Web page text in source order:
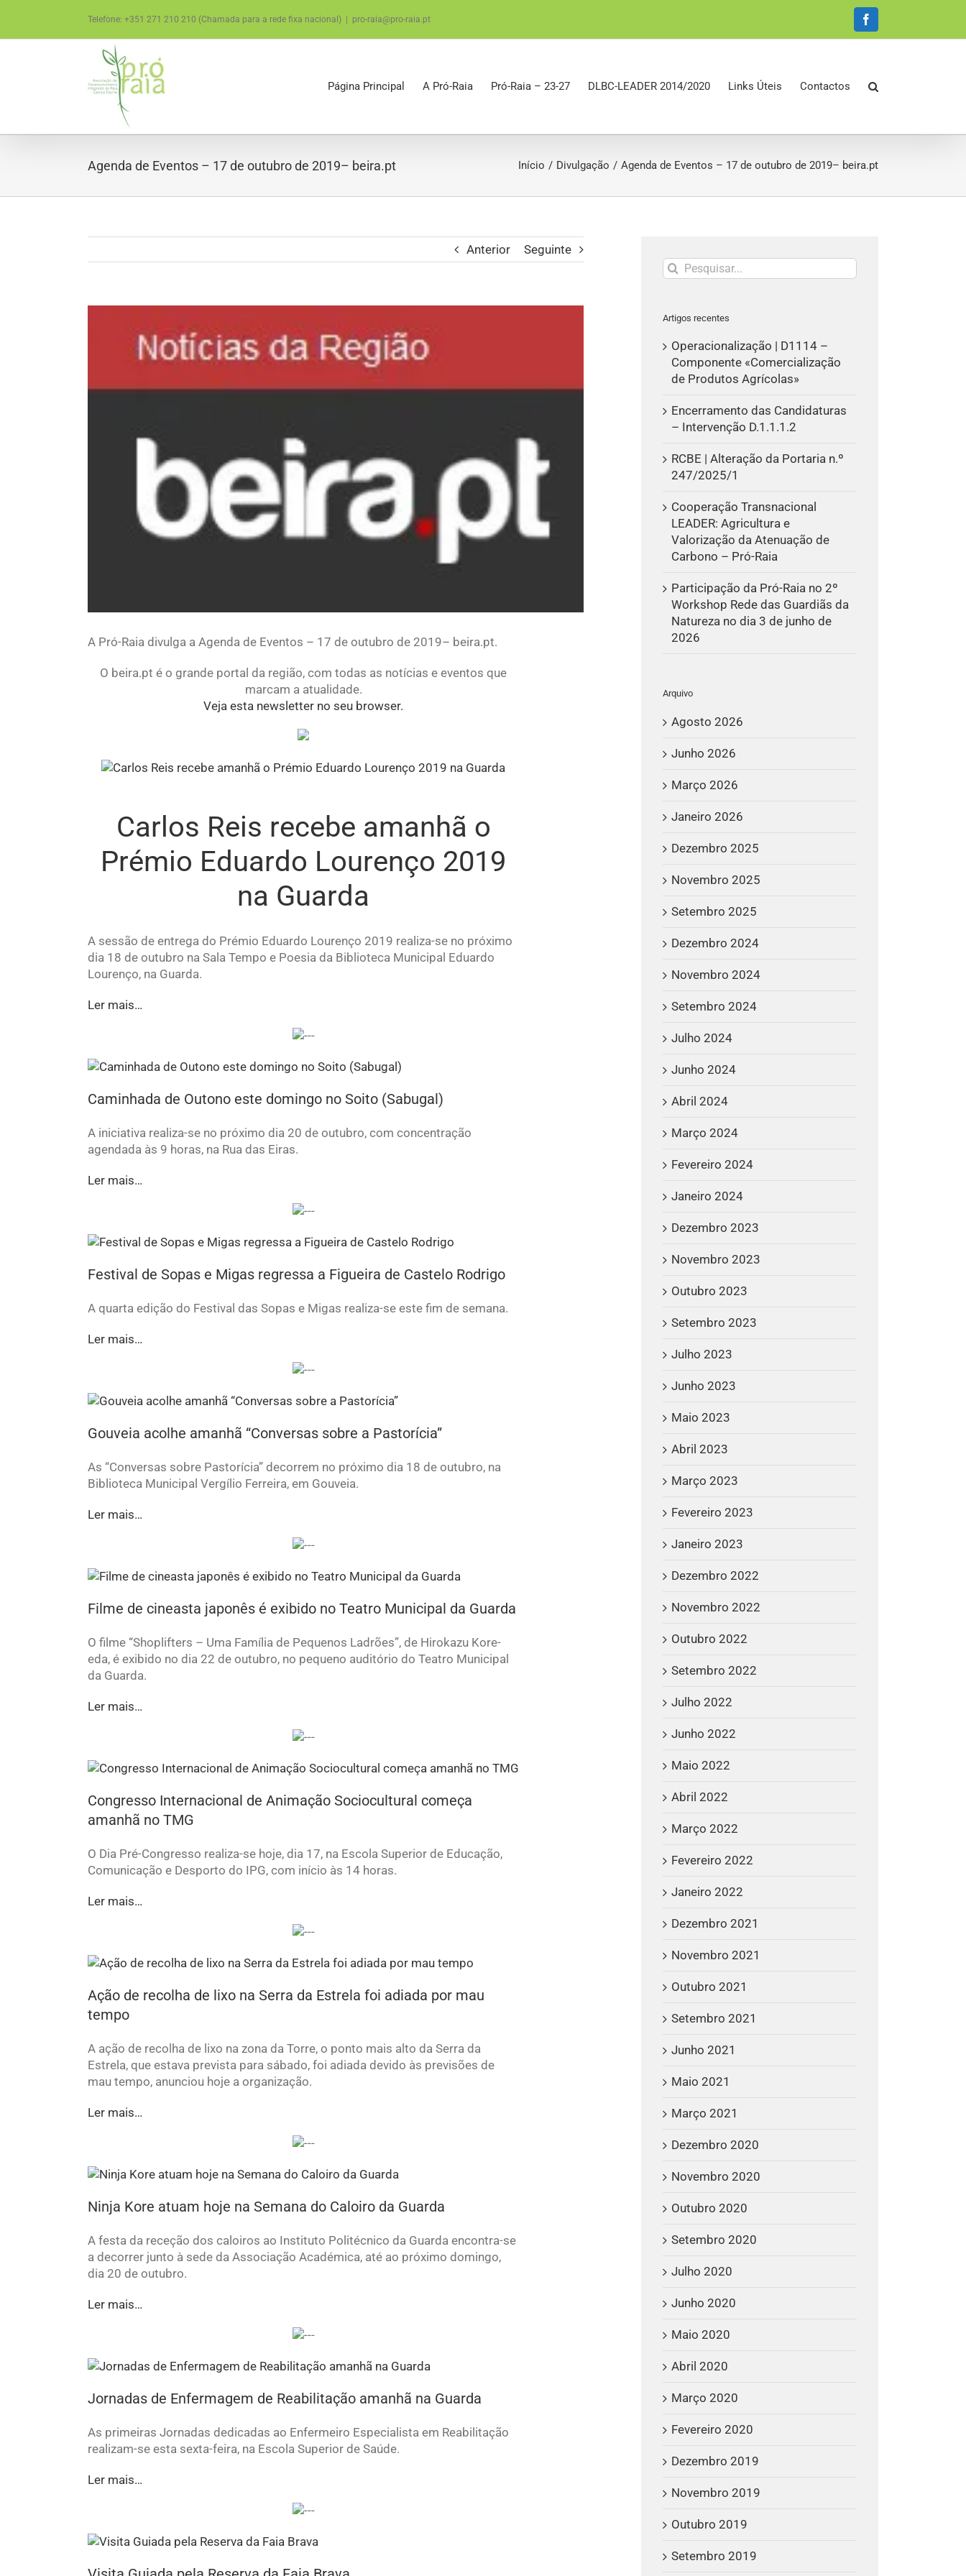
content
Telefone: +351 271 210 210 (Chamada para a rede fixa nacional) pro-raia@pro-raia.pt Facebook
Página Principal A Pró-Raia Pró-Raia – 23-27 DLBC-LEADER 2014/2020 Links Úteis Contactos
Agenda de Eventos – 17 de outubro de 2019– beira.pt Início Divulgação Agenda de Eventos – 17 de outubro de 2019– beira.pt
Anterior Seguinte
A Pró-Raia divulga a Agenda de Eventos – 17 de outubro de 2019– beira.pt.
O beira.pt é o grande portal da região, com todas as notícias e eventos que
marcam a atualidade.
Veja esta newsletter no seu browser.
Carlos Reis recebe amanhã o
Prémio Eduardo Lourenço 2019
na Guarda
A sessão de entrega do Prémio Eduardo Lourenço 2019 realiza-se no próximo
dia 18 de outubro na Sala Tempo e Poesia da Biblioteca Municipal Eduardo
Lourenço, na Guarda.
Ler mais…
Caminhada de Outono este domingo no Soito (Sabugal)
A iniciativa realiza-se no próximo dia 20 de outubro, com concentração
agendada às 9 horas, na Rua das Eiras.
Ler mais…
Festival de Sopas e Migas regressa a Figueira de Castelo Rodrigo
A quarta edição do Festival das Sopas e Migas realiza-se este fim de semana.
Ler mais…
Gouveia acolhe amanhã “Conversas sobre a Pastorícia”
As “Conversas sobre Pastorícia” decorrem no próximo dia 18 de outubro, na
Biblioteca Municipal Vergílio Ferreira, em Gouveia.
Ler mais…
Filme de cineasta japonês é exibido no Teatro Municipal da Guarda
O filme “Shoplifters – Uma Família de Pequenos Ladrões”, de Hirokazu Kore-
eda, é exibido no dia 22 de outubro, no pequeno auditório do Teatro Municipal
da Guarda.
Ler mais…
Congresso Internacional de Animação Sociocultural começa
amanhã no TMG
O Dia Pré-Congresso realiza-se hoje, dia 17, na Escola Superior de Educação,
Comunicação e Desporto do IPG, com início às 14 horas.
Ler mais…
Ação de recolha de lixo na Serra da Estrela foi adiada por mau
tempo
A ação de recolha de lixo na zona da Torre, o ponto mais alto da Serra da
Estrela, que estava prevista para sábado, foi adiada devido às previsões de
mau tempo, anunciou hoje a organização.
Ler mais…
Ninja Kore atuam hoje na Semana do Caloiro da Guarda
A festa da receção dos caloiros ao Instituto Politécnico da Guarda encontra-se
a decorrer junto à sede da Associação Académica, até ao próximo domingo,
dia 20 de outubro.
Ler mais…
Jornadas de Enfermagem de Reabilitação amanhã na Guarda
As primeiras Jornadas dedicadas ao Enfermeiro Especialista em Reabilitação
realizam-se esta sexta-feira, na Escola Superior de Saúde.
Ler mais…
Pesquisar
Artigos recentes
Operacionalização | D1114 –
Componente «Comercialização
de Produtos Agrícolas»
Encerramento das Candidaturas
– Intervenção D.1.1.1.2
RCBE | Alteração da Portaria n.º
247/2025/1
Cooperação Transnacional
LEADER: Agricultura e
Valorização da Atenuação de
Carbono – Pró-Raia
Participação da Pró-Raia no 2º
Workshop Rede das Guardiãs da
Natureza no dia 3 de junho de
2026
Arquivo
Agosto 2026
Junho 2026
Março 2026
Janeiro 2026
Dezembro 2025
Novembro 2025
Setembro 2025
Dezembro 2024
Novembro 2024
Setembro 2024
Julho 2024
Junho 2024
Abril 2024
Março 2024
Fevereiro 2024
Janeiro 2024
Dezembro 2023
Novembro 2023
Outubro 2023
Setembro 2023
Julho 2023
Junho 2023
Maio 2023
Abril 2023
Março 2023
Fevereiro 2023
Janeiro 2023
Dezembro 2022
Novembro 2022
Outubro 2022
Setembro 2022
Julho 2022
Junho 2022
Maio 2022
Abril 2022
Março 2022
Fevereiro 2022
Janeiro 2022
Dezembro 2021
Novembro 2021
Outubro 2021
Setembro 2021
Junho 2021
Maio 2021
Março 2021
Dezembro 2020
Novembro 2020
Outubro 2020
Setembro 2020
Julho 2020
Junho 2020
Maio 2020
Abril 2020
Março 2020
Fevereiro 2020
Dezembro 2019
Novembro 2019
Outubro 2019
Setembro 2019